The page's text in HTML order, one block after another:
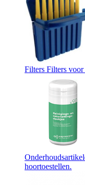
Filters Filters voor
hoortoestellen.